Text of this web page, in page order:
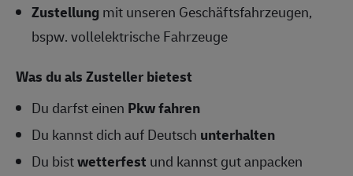
Zustellungmit unseren Geschäftsfahrzeugen,
bspw. vollelektrische Fahrzeuge
Was du als Zusteller bietest
Du darfst einen Pkw fahren
Du kannst dich auf Deutsch unterhalten
Du bistwetterfest und kannst gut anpacken